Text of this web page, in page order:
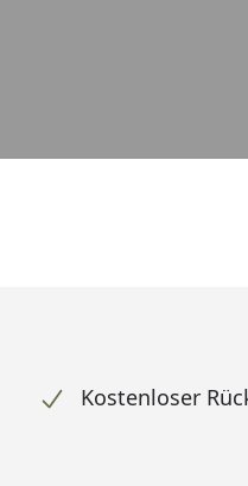
Kostenloser